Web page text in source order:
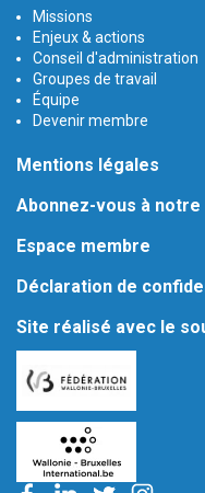
Missions
Enjeux & actions
Conseil d'administration
Groupes de travail
Équipe
Devenir membre
Mentions légales
Abonnez-vous à
Espace membre
Déclaration de
Site réalisé avec le